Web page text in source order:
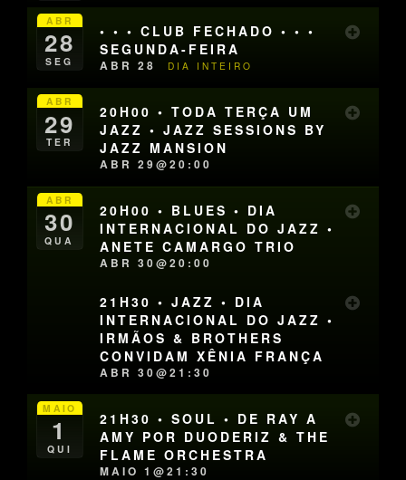
ABR
28
SEG
• • • CLUB FECHADO • • •
SEGUNDA-FEIRA
ABR 28 DIA INTEIRO
ABR
29
TER
20H00 • TODA TERÇA UM
JAZZ • JAZZ SESSIONS BY
JAZZ MANSION
ABR 29@20:00
ABR
30
QUA
20H00 • BLUES • DIA
INTERNACIONAL DO JAZZ •
ANETE CAMARGO TRIO
ABR 30@20:00
21H30 • JAZZ • DIA
INTERNACIONAL DO JAZZ •
IRMÃOS & BROTHERS
CONVIDAM XÊNIA FRANÇA
ABR 30@21:30
MAIO
1
QUI
21H30 • SOUL • DE RAY A
AMY POR DUODERIZ & THE
FLAME ORCHESTRA
MAIO 1@21:30